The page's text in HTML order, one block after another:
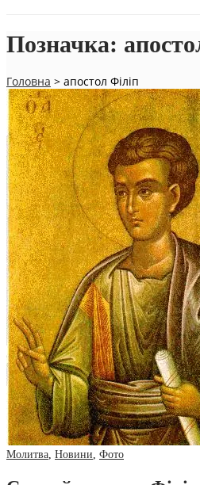
Позначка:
Головна > апостол Філіп
Молитва, Новини, Фото